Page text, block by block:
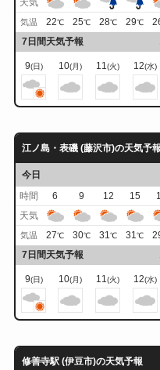
天気
気温 22℃ 25℃ 28℃ 29℃
7日間天気予報
9(日) 10(月) 11(火) 12(水)
江ノ島・表磯 (藤沢市)の天気予報
今日
時間
6 9 12 15
天気
気温 27℃ 30℃ 31℃ 31℃
7日間天気予報
9(日) 10(月) 11(火) 12(水)
修善寺駅 (伊豆市)の天気予報